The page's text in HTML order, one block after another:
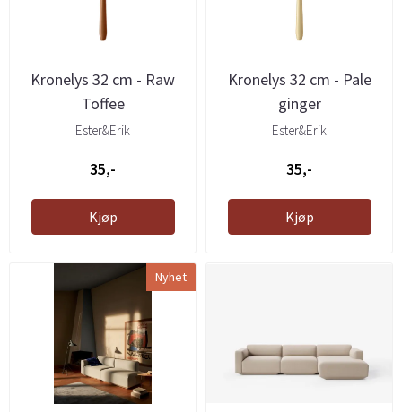
Kronelys 32 cm - Raw
Toffee
Ester&Erik
35,-
Kjøp
Kronelys 32 cm - Pale
ginger
Ester&Erik
35,-
Kjøp
Nyhet